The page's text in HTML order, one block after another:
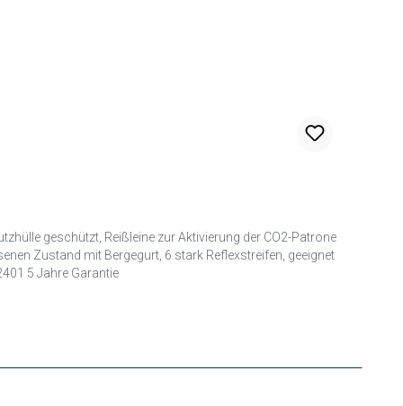
geschützt, Reißleine zur Aktivierung der CO2-Patrone
Zustand mit Bergegurt, 6 stark Reflexstreifen, geeignet
5 Jahre Garantie